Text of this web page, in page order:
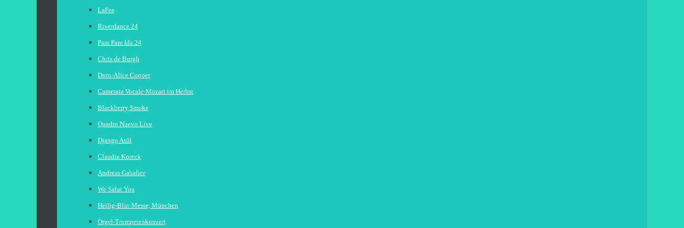
LaFee
Riverdance 24
Pam Pam Ida 24
Chris de Burgh
Doro-Alice Cooper
Camerata Vocale-Mozart im Herbst
Blackberry Smoke
Quadro Nuevo Live
Django Asül
Claudia Koreck
Andreas Gabalier
We Salut You
Heilig-Blut-Messe, München
Orgel-Trompetenkonzert